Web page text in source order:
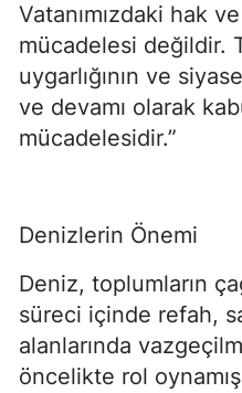
Vatanımızdaki hak ve
mücadelesi değildir.
uygarlığının ve
ve devamı olarak
mücadelesidir.”
Denizlerin Önemi
Deniz, toplumların
süreci içinde refah,
alanlarında
öncelikte rol